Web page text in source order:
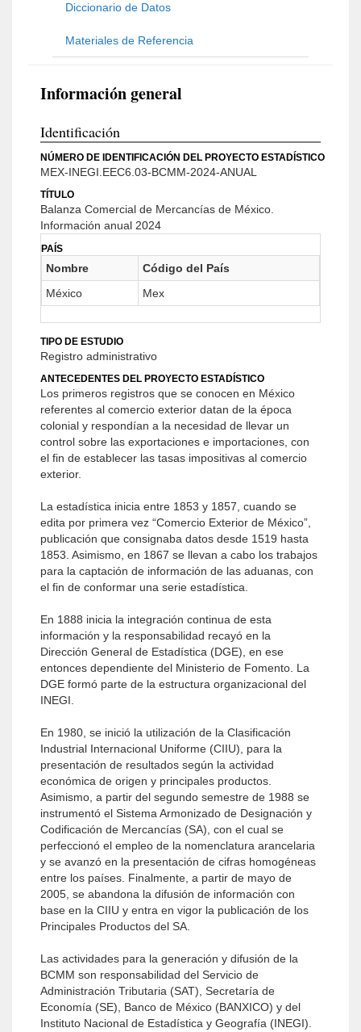
Diccionario de Datos
Materiales de Referencia
Información general
Identificación
NÚMERO DE IDENTIFICACIÓN DEL PROYECTO ESTADÍSTICO
MEX-INEGI.EEC6.03-BCMM-2024-ANUAL
TÍTULO
Balanza Comercial de Mercancías de México.
Información anual 2024
PAÍS
Nombre
Código del País
México
Mex
TIPO DE ESTUDIO
Registro administrativo
ANTECEDENTES DEL PROYECTO ESTADÍSTICO
Los primeros registros que se conocen en México
referentes al comercio exterior datan de la época
colonial y respondían a la necesidad de llevar un
control sobre las exportaciones e importaciones, con
el fin de establecer las tasas impositivas al comercio
exterior.
La estadística inicia entre 1853 y 1857, cuando se
edita por primera vez “Comercio Exterior de México”,
publicación que consignaba datos desde 1519 hasta
1853. Asimismo, en 1867 se llevan a cabo los trabajos
para la captación de información de las aduanas, con
el fin de conformar una serie estadística.
En 1888 inicia la integración continua de esta
información y la responsabilidad recayó en la
Dirección General de Estadística (DGE), en ese
entonces dependiente del Ministerio de Fomento. La
DGE formó parte de la estructura organizacional del
INEGI.
En 1980, se inició la utilización de la Clasificación
Industrial Internacional Uniforme (CIIU), para la
presentación de resultados según la actividad
económica de origen y principales productos.
Asimismo, a partir del segundo semestre de 1988 se
instrumentó el Sistema Armonizado de Designación y
Codificación de Mercancías (SA), con el cual se
perfeccionó el empleo de la nomenclatura arancelaria
y se avanzó en la presentación de cifras homogéneas
entre los países. Finalmente, a partir de mayo de
2005, se abandona la difusión de información con
base en la CIIU y entra en vigor la publicación de los
Principales Productos del SA.
Las actividades para la generación y difusión de la
BCMM son responsabilidad del Servicio de
Administración Tributaria (SAT), Secretaría de
Economía (SE), Banco de México (BANXICO) y del
Instituto Nacional de Estadística y Geografía (INEGI).